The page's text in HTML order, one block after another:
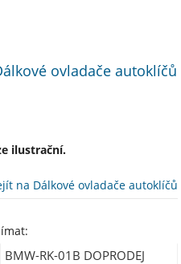
ovladače autoklíčů
ilustrační.
na Dálkové ovladače autoklíčů
BMW-RK-01B DOPRODEJ